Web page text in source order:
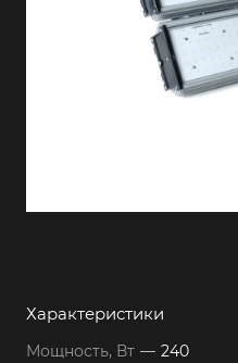
Характеристики
Мощность, Вт — 240